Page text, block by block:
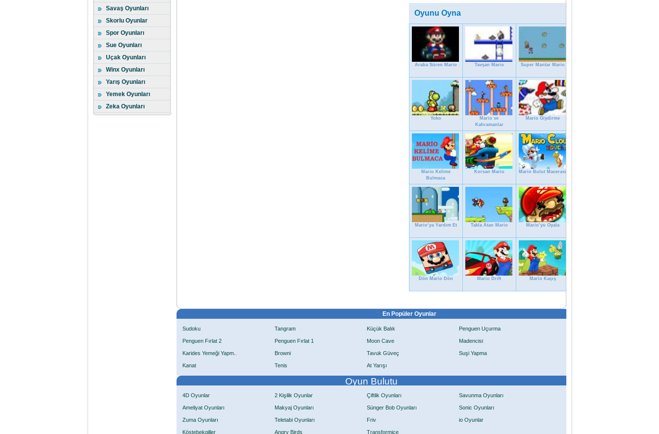
Savaş Oyunları
Skorlu Oyunlar
Spor Oyunları
Sue Oyunları
Uçak Oyunları
Winx Oyunları
Yarış Oyunları
Yemek Oyunları
Zeka Oyunları
Oyunu Oyna
Araba Süren Mario Tavşan Mario Super Mantar Mario
Yoko
Mario ve
Kahramanlar
Mario Giydirme
Mario Kelime
Bulmaca
Korsan Mario Mario Bulut Macerası
Mario’ya Yardım Et Takla Atan Mario Mario’yu Oyala
Dön Mario Dön Mario Drift Mario Kaçış
En Popüler Oyunlar
Sudoku Tangram Küçük Balık Penguen Uçurma
Penguen Fırlat 2 Penguen Fırlat 1 Moon Cave Madencisi
Karides Yemeği Yapm.. Browni Tavuk Güveç Suşi Yapma
Kanat Tenis At Yarışı
Oyun Bulutu
4D Oyunlar 2 Kişilik Oyunlar Çiftlik Oyunları Savunma Oyunları
Ameliyat Oyunları Makyaj Oyunları Sünger Bob Oyunları Sonic Oyunları
Zuma Oyunları Teletabi Oyunları Friv io Oyunlar
Köstebekgiller Angry Birds Transformice